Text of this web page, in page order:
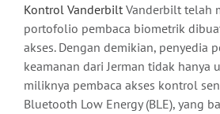
Kontrol Vanderbilt Vanderbilt telah
portofolio pembaca biometrik
akses. Dengan demikian, penyedia
keamanan dari Jerman tidak hanya
miliknya pembaca akses kontrol
Bluetooth Low Energy (BLE), yang